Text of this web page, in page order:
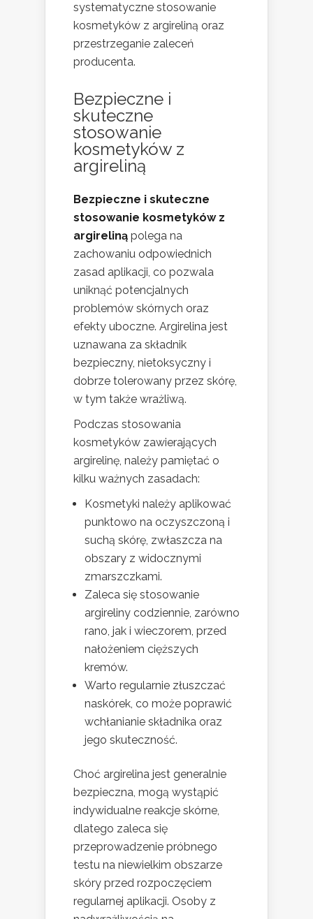
systematyczne stosowanie
kosmetyków z argireliną oraz
przestrzeganie zaleceń
producenta.
Bezpieczne i
skuteczne
stosowanie
kosmetyków z
argireliną
Bezpieczne i skuteczne
stosowanie kosmetyków z
argireliną polega na
zachowaniu odpowiednich
zasad aplikacji, co pozwala
uniknąć potencjalnych
problemów skórnych oraz
efekty uboczne. Argirelina jest
uznawana za składnik
bezpieczny, nietoksyczny i
dobrze tolerowany przez skórę,
w tym także wrażliwą.
Podczas stosowania
kosmetyków zawierających
argirelinę, należy pamiętać o
kilku ważnych zasadach:
Kosmetyki należy aplikować
punktowo na oczyszczoną i
suchą skórę, zwłaszcza na
obszary z widocznymi
zmarszczkami.
Zaleca się stosowanie
argireliny codziennie, zarówno
rano, jak i wieczorem, przed
nałożeniem cięższych
kremów.
Warto regularnie złuszczać
naskórek, co może poprawić
wchłanianie składnika oraz
jego skuteczność.
Choć argirelina jest generalnie
bezpieczna, mogą wystąpić
indywidualne reakcje skórne,
dlatego zaleca się
przeprowadzenie próbnego
testu na niewielkim obszarze
skóry przed rozpoczęciem
regularnej aplikacji. Osoby z